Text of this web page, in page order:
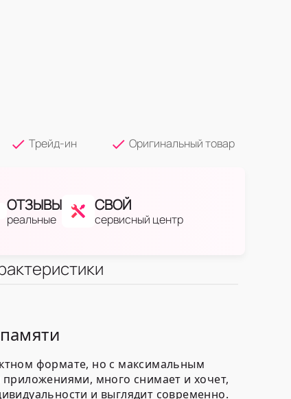
Трейд-ин
Оригинальный товар
ОТЗЫВЫ
реальные
СВОЙ
сервисный центр
формате, но с максимальным
приложениями, много снимает и хочет,
и выглядит современно.